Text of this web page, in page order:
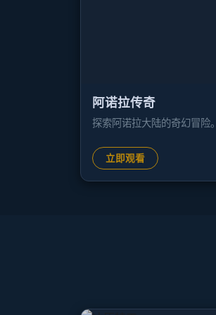
阿诺拉传奇
探索阿诺拉大陆的奇幻冒险。
立即观看